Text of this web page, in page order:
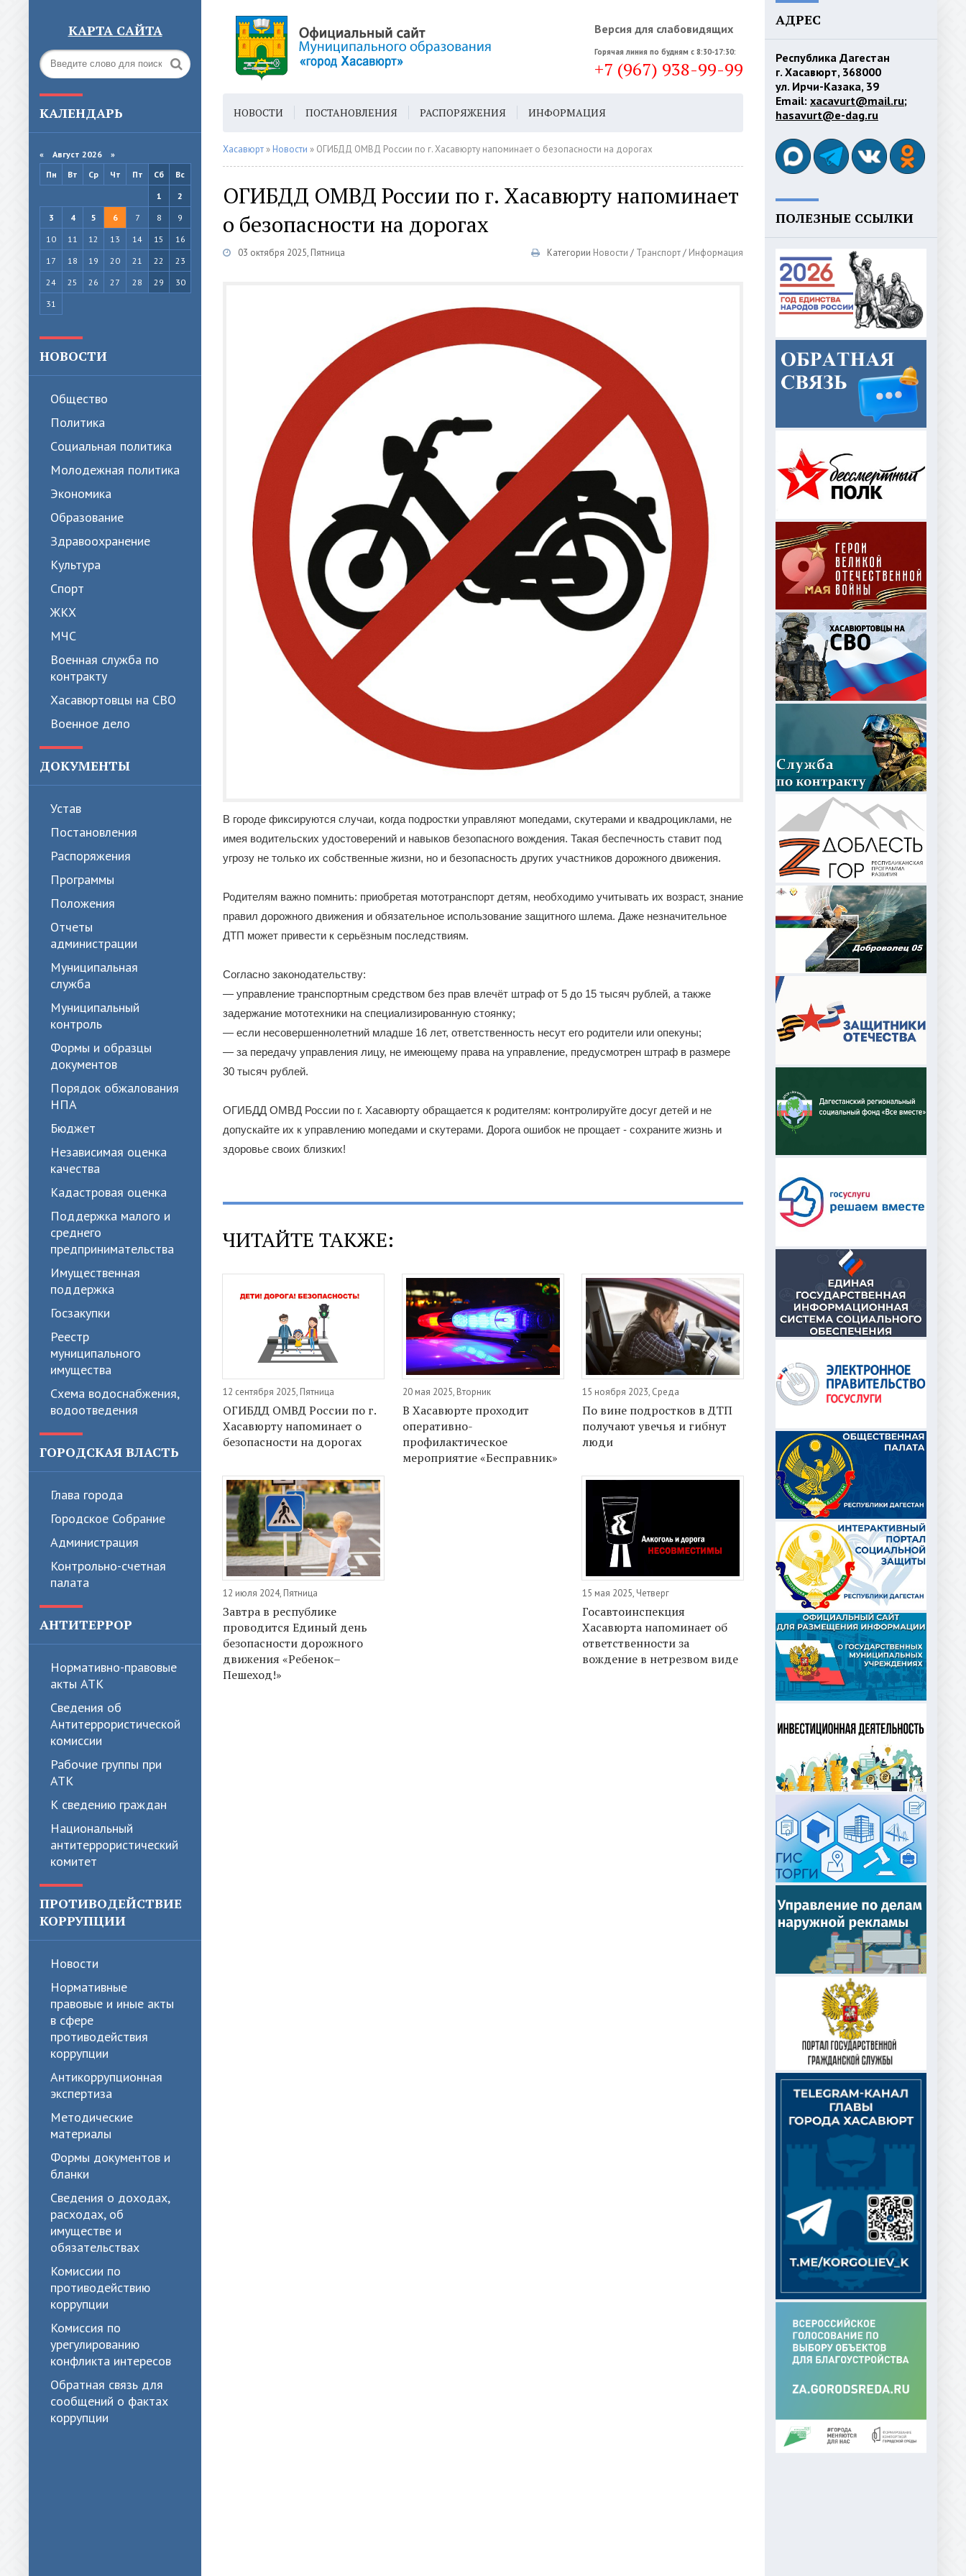
КАРТА САЙТА Версия для слабовидящих
Горячая линия по будням с 8:30-17:30:
+7 (967) 938-99-99
КАЛЕНДАРЬ
« Август 2026 »
Пн
Вт Ср Чт Пт Сб
Вс
1
2
3
4 5 6 7 8
9
10
11 12 13 14 15
16
17
18 19 20 21 22
23
24
25 26 27 28 29
30
31
НОВОСТИ
Общество
Политика
Cоциальная политика
Молодежная политика
Экономика
Образование
Здравоохранение
Культура
Спорт
ЖКХ
МЧС
Военная служба по
контракту
Хасавюртовцы на СВО
Военное дело
ДОКУМЕНТЫ
Устав
Постановления
Распоряжения
Программы
Положения
Отчеты
администрации
Муниципальная
служба
Муниципальный
контроль
Формы и образцы
документов
Порядок обжалования
НПА
Бюджет
Независимая оценка
качества
Кадастровая оценка
Поддержка малого и
среднего
предпринимательства
Имущественная
поддержка
Госзакупки
Реестр
муниципального
имущества
Схема водоснабжения,
водоотведения
ГОРОДСКАЯ ВЛАСТЬ
Глава города
Городское Собрание
Администрация
Контрольно-счетная
палата
АНТИТЕРРОР
Нормативно-правовые
акты АТК
Сведения об
Антитеррористической
комиссии
Рабочие группы при
АТК
К сведению граждан
Национальный
антитеррористический
комитет
ПРОТИВОДЕЙСТВИЕ
КОРРУПЦИИ
Новости
Нормативные
правовые и иные акты
в сфере
противодействия
коррупции
Антикоррупционная
экспертиза
Методические
материалы
Формы документов и
бланки
Сведения о доходах,
расходах, об
имуществе и
обязательствах
Комиссии по
противодействию
коррупции
Комиссия по
урегулированию
конфликта интересов
Обратная связь для
сообщений о фактах
коррупции
НОВОСТИ ПОСТАНОВЛЕНИЯ РАСПОРЯЖЕНИЯ ИНФОРМАЦИЯ
ГОРОДСКАЯ СРЕДА ГЕН. ПЛАН
Хасавюрт » Новости » ОГИБДД ОМВД России по г. Хасавюрту напоминает о безопасности на дорогах
ОГИБДД ОМВД России по г. Хасавюрту напоминает
о безопасности на дорогах
03 октября 2025, Пятница Категории Новости / Транспорт/ Информация
В городе фиксируются случаи, когда подростки управляют мопедами, скутерами и квадроциклами, не
имея водительских удостоверений и навыков безопасного вождения. Такая беспечность ставит под
угрозу не только их собственные жизни, но и безопасность других участников дорожного движения.
Родителям важно помнить: приобретая мототранспорт детям, необходимо учитывать их возраст, знание
правил дорожного движения и обязательное использование защитного шлема. Даже незначительное
ДТП может привести к серьёзным последствиям.
Согласно законодательству:
— управление транспортным средством без прав влечёт штраф от 5 до 15 тысяч рублей, а также
задержание мототехники на специализированную стоянку;
— если несовершеннолетний младше 16 лет, ответственность несут его родители или опекуны;
— за передачу управления лицу, не имеющему права на управление, предусмотрен штраф в размере
30 тысяч рублей.
ОГИБДД ОМВД России по г. Хасавюрту обращается к родителям: контролируйте досуг детей и не
допускайте их к управлению мопедами и скутерами. Дорога ошибок не прощает - сохраните жизнь и
здоровье своих близких!
ЧИТАЙТЕ ТАКЖЕ:
12 сентября 2025, Пятница
ОГИБДД ОМВД России по г.
Хасавюрту напоминает о
безопасности на дорогах
20 мая 2025, Вторник
В Хасавюрте проходит
оперативно-
профилактическое
мероприятие «Бесправник»
15 ноября 2023, Среда
По вине подростков в ДТП
получают увечья и гибнут
люди
12 июля 2024, Пятница
Завтра в республике
проводится Единый день
безопасности дорожного
движения «Ребенок–
Пешеход!»
15 мая 2025, Четверг
Госавтоинспекция
Хасавюрта напоминает об
ответственности за
вождение в нетрезвом виде
АДРЕС
Республика Дагестан
г. Хасавюрт, 368000
ул. Ирчи-Казака, 39
Email: xacavurt@mail.ru;
hasavurt@e-dag.ru
ПОЛЕЗНЫЕ ССЫЛКИ